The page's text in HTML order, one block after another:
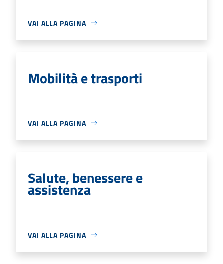
VAI ALLA PAGINA
Mobilità e trasporti
VAI ALLA PAGINA
Salute, benessere e
assistenza
VAI ALLA PAGINA